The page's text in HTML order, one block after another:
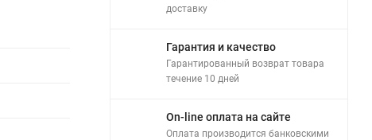
доставку
Гарантия и качество
Гарантированный возврат товара
течение 10 дней
On-line оплата на сайте
Оплата производится банковскими